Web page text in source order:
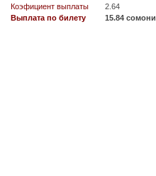
Коэфициент выплаты
2.64
Выплата по билету
15.84 сомони